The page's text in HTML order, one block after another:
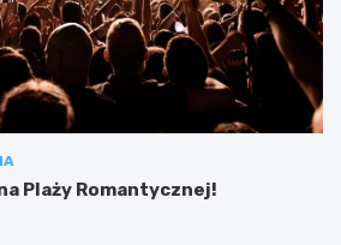
Plaży Romantycznej!